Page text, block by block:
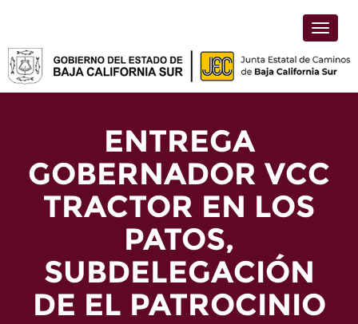
Toggle
ENTREGA
GOBERNADOR VCC
TRACTOR EN LOS
PATOS,
SUBDELEGACIÓN
DE EL PATROCINIO